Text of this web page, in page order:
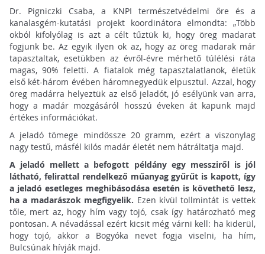
Dr. Pigniczki Csaba, a KNPI természetvédelmi őre és a
kanalasgém-kutatási projekt koordinátora elmondta: „Több
okból kifolyólag is azt a célt tűztük ki, hogy öreg madarat
fogjunk be. Az egyik ilyen ok az, hogy az öreg madarak már
tapasztaltak, esetükben az évről-évre mérhető túlélési ráta
magas, 90% feletti. A fiatalok még tapasztalatlanok, életük
első két-három évében háromnegyedük elpusztul. Azzal, hogy
öreg madárra helyeztük az első jeladót, jó esélyünk van arra,
hogy a madár mozgásáról hosszú éveken át kapunk majd
értékes információkat.
A jeladó tömege mindössze 20 gramm, ezért a viszonylag
nagy testű, másfél kilós madár életét nem hátráltatja majd.
A jeladó mellett a befogott példány egy messziről is jól
látható, felirattal rendelkező műanyag gyűrűt is kapott, így
a jeladó esetleges meghibásodása esetén is követhető lesz,
ha a madarászok megfigyelik. Ezen kívül tollmintát is vettek
tőle, mert az, hogy hím vagy tojó, csak így határozható meg
pontosan. A névadással ezért kicsit még várni kell: ha kiderül,
hogy tojó, akkor a Bogyóka nevet fogja viselni, ha hím,
Bulcsúnak hívják majd.